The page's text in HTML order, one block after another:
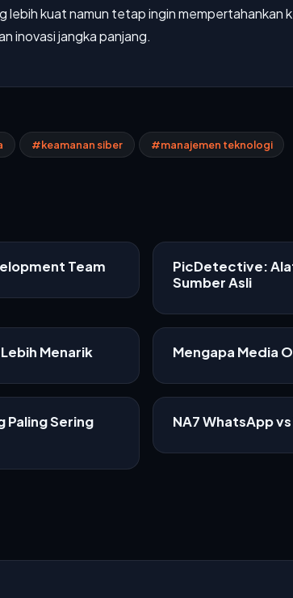
lebih kuat namun tetap ingin mempertahankan
inovasi jangka panjang.
#keamanan siber #manajemen teknologi
Team
PicDetective:
Sumber Asli
Menarik Mengapa Media
Paling Sering
NA7 WhatsApp